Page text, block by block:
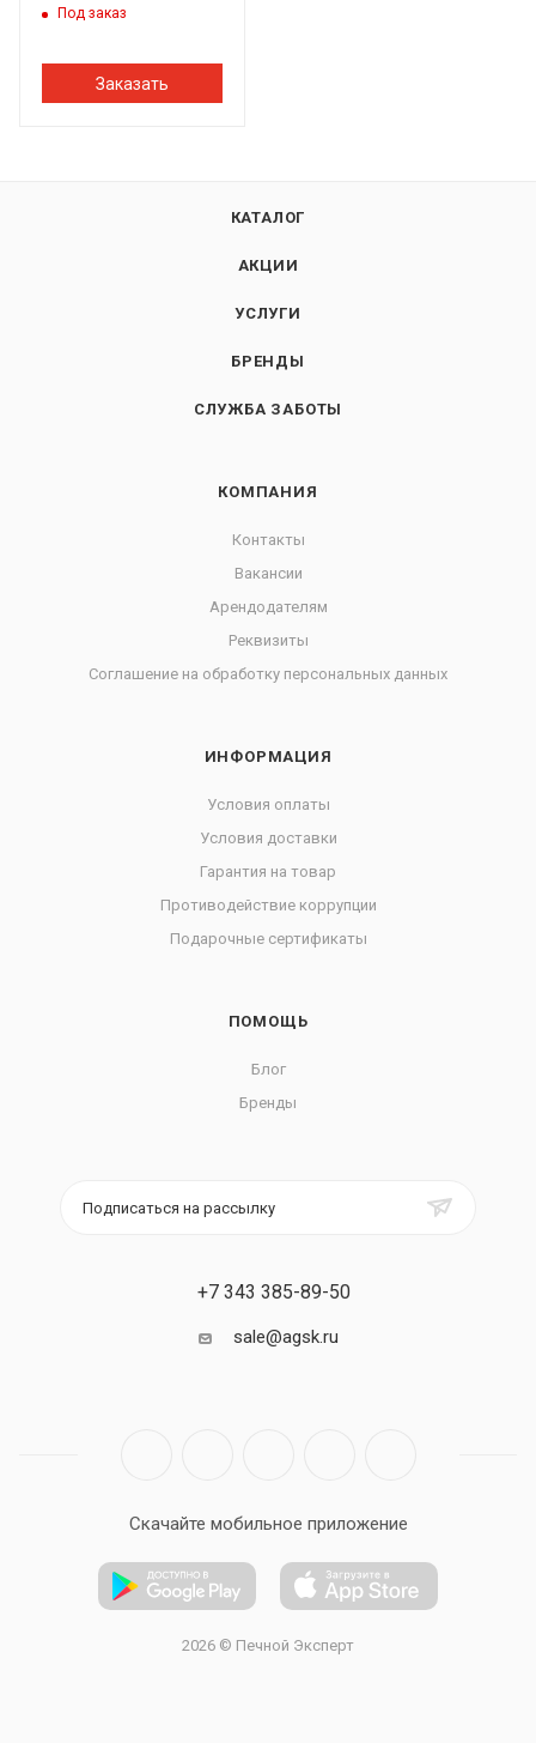
Под заказ
Заказать
КАТАЛОГ
АКЦИИ
УСЛУГИ
БРЕНДЫ
СЛУЖБА ЗАБОТЫ
КОМПАНИЯ
Контакты
Вакансии
Арендодателям
Реквизиты
Соглашение на обработку персональных данных
ИНФОРМАЦИЯ
Условия оплаты
Условия доставки
Гарантия на товар
Противодействие коррупции
Подарочные сертификаты
ПОМОЩЬ
Блог
Бренды
Подписаться на рассылку
+7 343 385-89-50
sale@agsk.ru
Скачайте мобильное приложение
2026 © Печной Эксперт